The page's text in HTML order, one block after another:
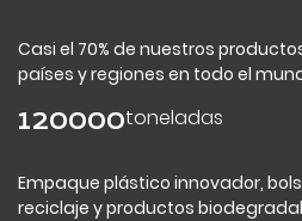
Casi el 70% de nuestros
países y regiones en todo el
120000toneladas
Empaque plástico innovador,
reciclaje y productos